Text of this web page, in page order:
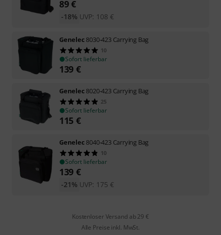
89€
UVP: 108 €
-18%
Genelec 8030-423 Carrying Bag
10
Sofort lieferbar
139 €
Genelec 8020-423 Carrying Bag
25
Sofort lieferbar
115 €
Genelec 8040-423 Carrying Bag
10
Sofort lieferbar
139 €
UVP: 175 €
-21%
Kostenloser Versand ab 29 €
Alle Preise inkl. MwSt.